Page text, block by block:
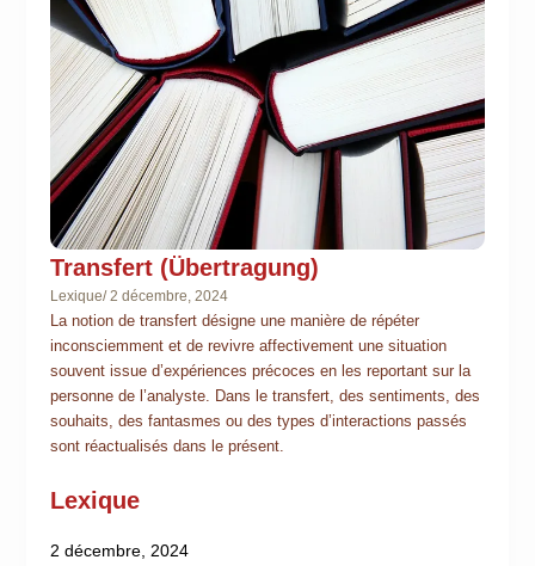
Transfert (Übertragung)
Lexique/2 décembre, 2024
La notion de transfert désigne une manière de répéter
inconsciemment et de revivre affectivement une situation
souvent issue d’expériences précoces en les reportant sur la
personne de l’analyste. Dans le transfert, des sentiments, des
souhaits, des fantasmes ou des types d’interactions passés
sont réactualisés dans le présent.
Lexique
2 décembre, 2024